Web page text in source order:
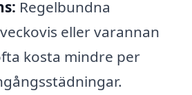
Regelbundna
eller varannan
kosta mindre per